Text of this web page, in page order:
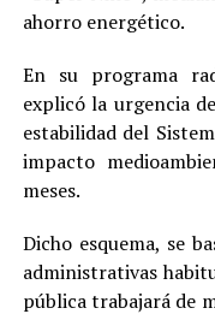
ahorro energético.
En su programa
explicó la urgencia
estabilidad del
impacto
meses.
Dicho esquema, se
administrativas
pública trabajará de